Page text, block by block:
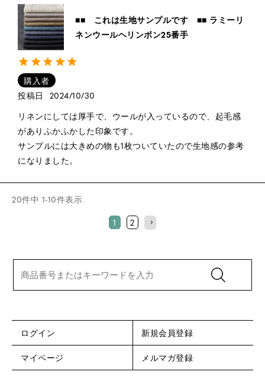
■■ これは生地サンプルです ■■ ラミーリ
ネンウールヘリンボン25番手
購入者
投稿日
2024/10/30
リネンにしては厚手で、ウールが入っているので、起毛感
がありふかふかした印象です。
サンプルには大きめの物も1枚ついていたので生地感の参考
になりました。
20件中 1-10件表示
1
2
ログイン 新規会員登録
マイページ メルマガ登録